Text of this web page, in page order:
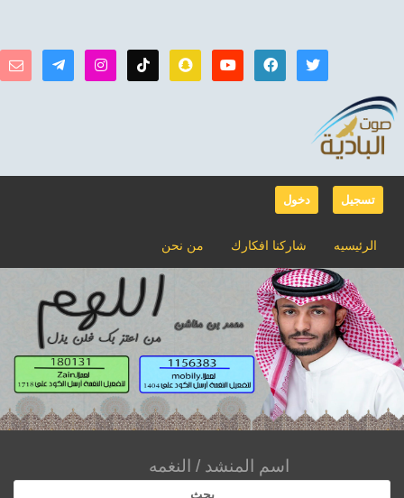
دخول تسجيل
من نحن شاركنا افكارك الرئيسيه
بحث